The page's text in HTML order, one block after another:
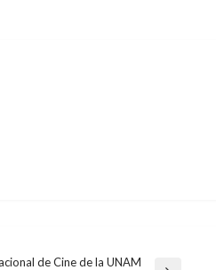
de Cine de la UNAM